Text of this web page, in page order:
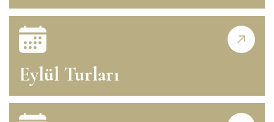
Eylül Turları